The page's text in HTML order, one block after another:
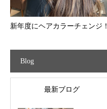
新年度にヘアカラーチェンジ！
Blog
最新ブログ